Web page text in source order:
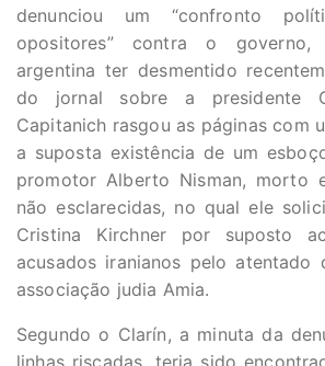
denunciou um “confronto
opositores” contra o
argentina ter desmentido
do jornal sobre a presidente
Capitanich rasgou as páginas com
a suposta existência de um
promotor Alberto Nisman, morto
não esclarecidas, no qual ele
Cristina Kirchner por suposto
acusados iranianos pelo atentado
associação judia Amia.
Segundo o Clarín, a minuta da
linhas riscadas, teria sido